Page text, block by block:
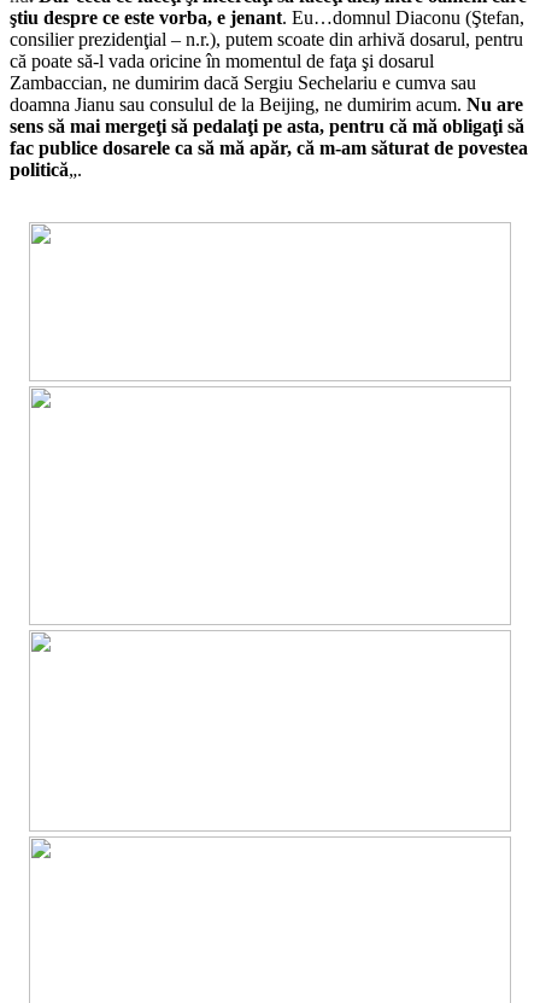
ştiu despre ce este vorba, e jenant. Eu…domnul Diaconu (Ştefan,
consilier prezidenţial – n.r.), putem scoate din arhivă dosarul, pentru
că poate să-l vada oricine în momentul de faţa şi dosarul
Zambaccian, ne dumirim dacă Sergiu Sechelariu e cumva sau
doamna Jianu sau consulul de la Beijing, ne dumirim acum. Nu are
sens să mai mergeţi să pedalaţi pe asta, pentru că mă obligaţi să
fac publice dosarele ca să mă apăr, că m-am săturat de povestea
politică„.